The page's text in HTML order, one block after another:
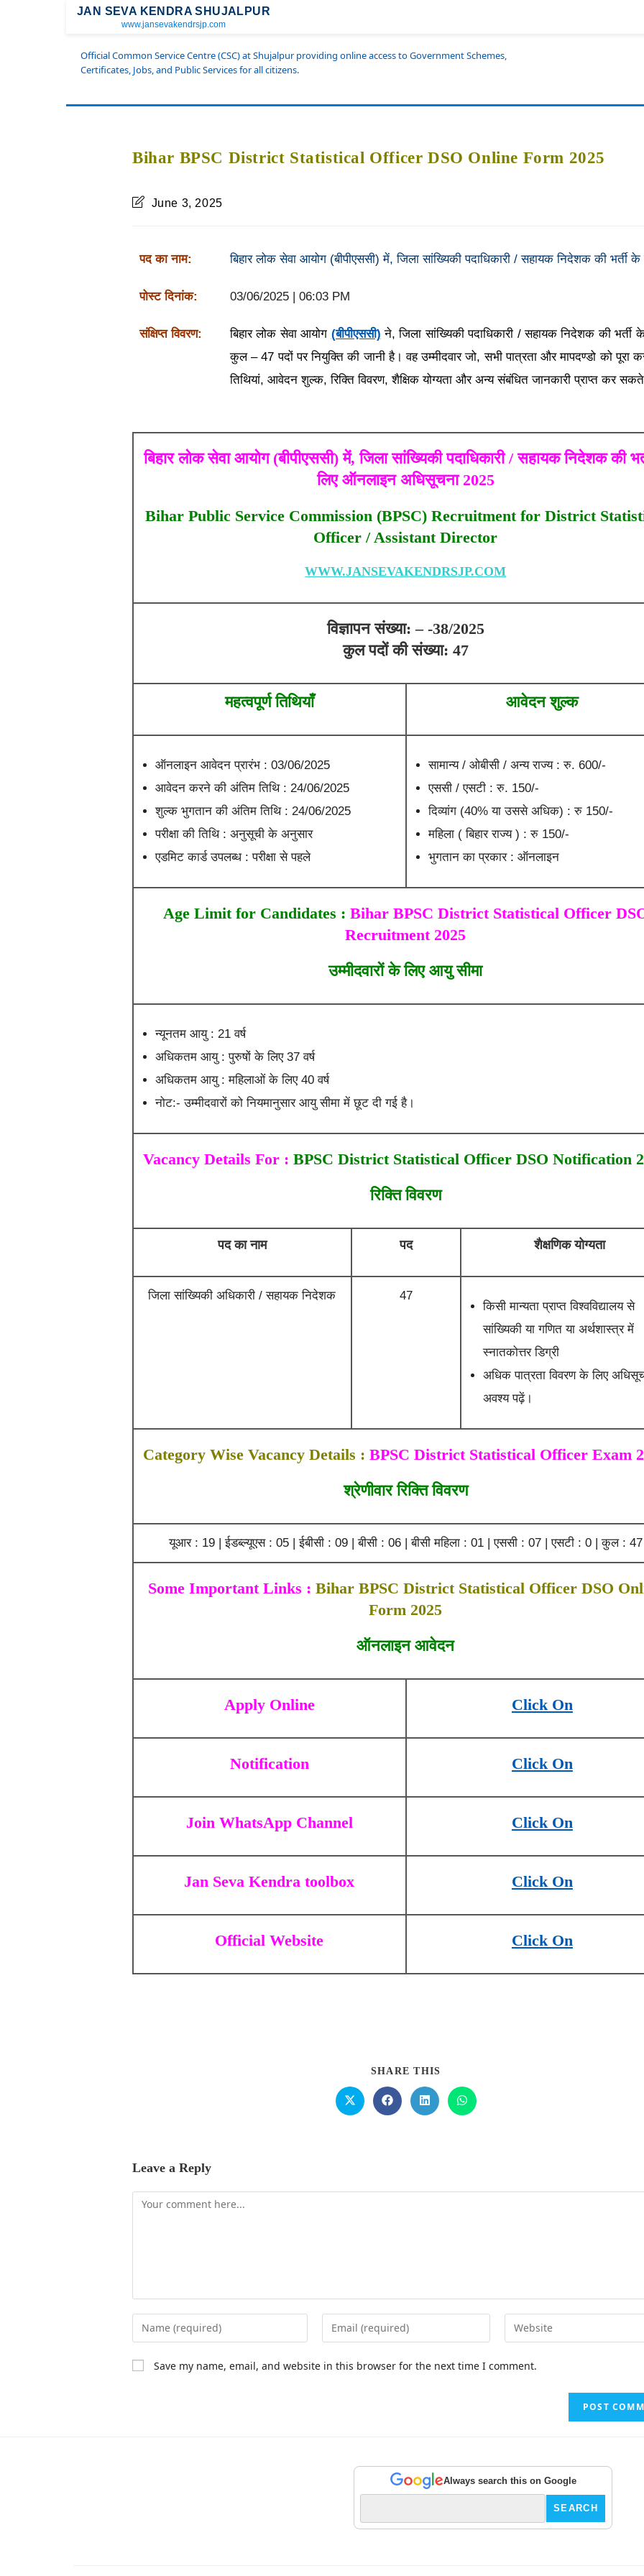
JAN SEVA KENDRA SHUJALPUR
www.jansevakendrsjp.com
Official Common Service Centre (CSC) at Shujalpur providing online access to Government Schemes,
Certificates, Jobs, and Public Services for all citizens.
Bihar BPSC District Statistical Officer DSO Online Form 2025
June 3, 2025
पद का नाम: बिहार लोक सेवा आयोग (बीपीएससी) में, जिला सांख्यिकी पदाधिकारी / सहायक निदेशक की
पोस्ट दिनांक: 03/06/2025 | 06:03 PM
संक्षिप्त विवरण: बिहार लोक सेवा आयोग (बीपीएससी) ने, जिला सांख्यिकी पदाधिकारी / सहायक निदेशक की भर्ती
कुल – 47 पदों पर नियुक्ति की जानी है। वह उम्मीदवार जो, सभी पात्रता और मापदण्डो को पूरा
तिथियां, आवेदन शुल्क, रिक्ति विवरण, शैक्षिक योग्यता और अन्य संबंधित जानकारी प्राप्त कर
बिहार लोक सेवा आयोग (बीपीएससी) में, जिला सांख्यिकी पदाधिकारी / सहायक निदेशक की
लिए ऑनलाइन अधिसूचना 2025
Bihar Public Service Commission (BPSC) Recruitment for District
Officer / Assistant Director
WWW.JANSEVAKENDRSJP.COM
विज्ञापन संख्या: – -38/2025
कुल पदों की संख्या: 47
महत्वपूर्ण तिथियाँ आवेदन शुल्क
ऑनलाइन आवेदन प्रारंभ : 03/06/2025
आवेदन करने की अंतिम तिथि : 24/06/2025
शुल्क भुगतान की अंतिम तिथि : 24/06/2025
परीक्षा की तिथि : अनुसूची के अनुसार
एडमिट कार्ड उपलब्ध : परीक्षा से पहले
सामान्य / ओबीसी / अन्य राज्य : रु. 600/-
एससी / एसटी : रु. 150/-
दिव्यांग (40% या उससे अधिक) : रु 150/-
महिला ( बिहार राज्य ) : रु 150/-
भुगतान का प्रकार : ऑनलाइन
Age Limit for Candidates : Bihar BPSC District Statistical Officer
Recruitment 2025
उम्मीदवारों के लिए आयु सीमा
न्यूनतम आयु : 21 वर्ष
अधिकतम आयु : पुरुषों के लिए 37 वर्ष
अधिकतम आयु : महिलाओं के लिए 40 वर्ष
नोट:- उम्मीदवारों को नियमानुसार आयु सीमा में छूट दी गई है।
Vacancy Details For : BPSC District Statistical Officer DSO Notification
रिक्ति विवरण
पद का नाम पद शैक्षणिक योग्यता
जिला सांख्यिकी अधिकारी / सहायक निदेशक 47
किसी मान्यता प्राप्त विश्वविद्यालय से
सांख्यिकी या गणित या अर्थशास्त्र में
स्नातकोत्तर डिग्री
अधिक पात्रता विवरण के लिए
अवश्य पढ़ें।
Category Wise Vacancy Details : BPSC District Statistical Officer Exam
श्रेणीवार रिक्ति विवरण
यूआर : 19 | ईडब्ल्यूएस : 05 | ईबीसी : 09 | बीसी : 06 | बीसी महिला : 01 | एससी : 07 | एसटी : 0 | कुल : 47
Some Important Links : Bihar BPSC District Statistical Officer DSO
Form 2025
ऑनलाइन आवेदन
Apply Online Click On
Notification Click On
Join WhatsApp Channel Click On
Jan Seva Kendra toolbox Click On
Official Website Click On
SHARE THIS
Leave a Reply
Save my name, email, and website in this browser for the next time I comment.
Always search this on Google